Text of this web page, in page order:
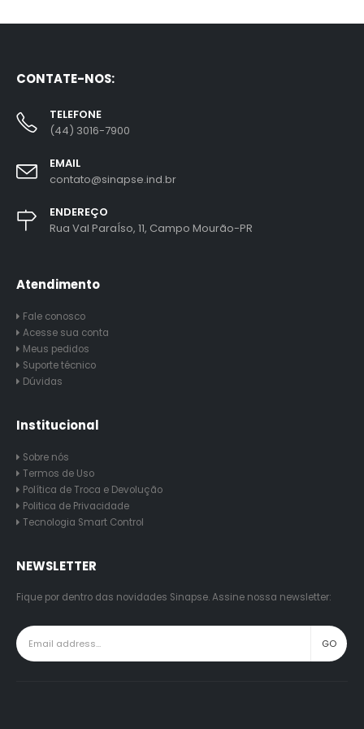
CONTATE-NOS:
TELEFONE
(44) 3016-7900
EMAIL
contato@sinapse.ind.br
ENDEREÇO
Rua Val ParaÍso, 11, Campo Mourão-PR
Atendimento
Fale conosco
Acesse sua conta
Meus pedidos
Suporte técnico
Dúvidas
Institucional
Sobre nós
Termos de Uso
Política de Troca e Devolução
Politica de Privacidade
Tecnologia Smart Control
NEWSLETTER
Fique por dentro das novidades Sinapse. Assine nossa newsletter: